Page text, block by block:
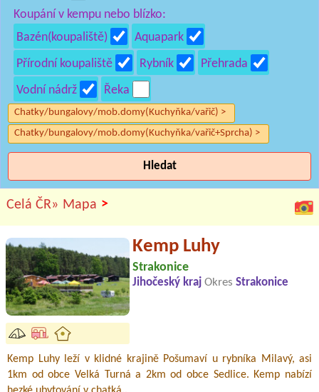
Koupání v kempu nebo blízko:
Bazén(koupaliště)
Aquapark
Přírodní koupaliště
Rybník
Přehrada
Vodní nádrž
Řeka
Chatky/bungalovy/mob.domy(Kuchyňka/vařič) >
Chatky/bungalovy/mob.domy(Kuchyňka/vařič+Sprcha) >
Hledat
Celá ČR» Mapa >
Kemp Luhy
Strakonice
Jihočeský kraj Okres Strakonice
Kemp Luhy leží v klidné krajině Pošumaví u rybníka Milavý, asi
1km od obce Velká Turná a 2km od obce Sedlice. Kemp nabízí